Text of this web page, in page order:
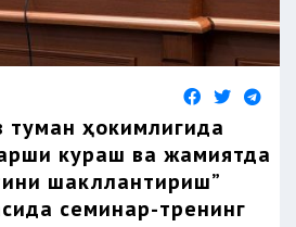
ҳокимлигида
кураш ва жамиятда
шакллантириш”
семинар-тренинг